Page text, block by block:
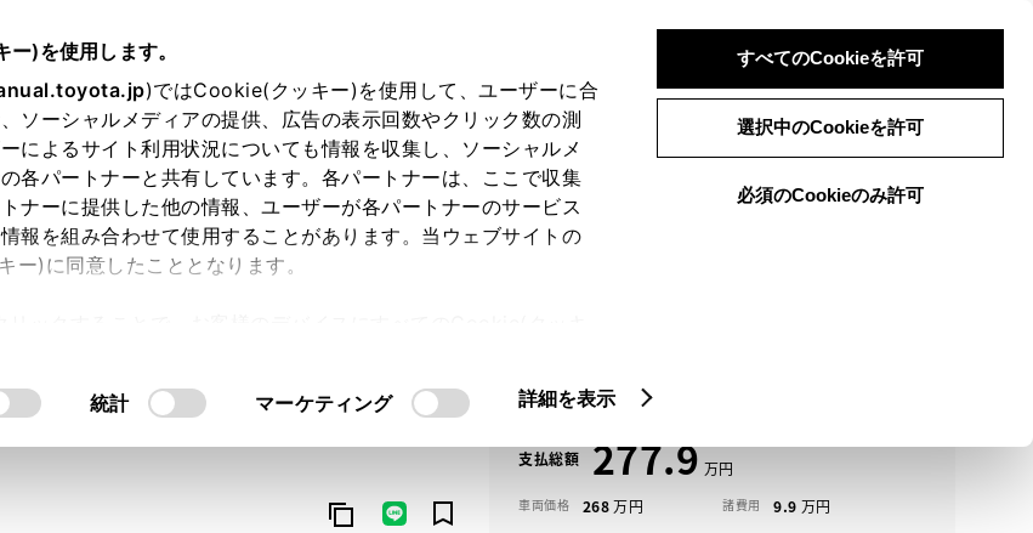
)を使用します。
)ではCookie(クッキー)を使用して、ユーザーに合
ソーシャルメディアの提供、広告の表示回数やクリック数の測
によるサイト利用状況についても情報を収集し、ソーシャルメ
各パートナーと共有しています。各パートナーは、ここで収集
ナーに提供した他の情報、ユーザーが各パートナーのサービス
報を組み合わせて使用することがあります。当ウェブサイトの
)に同意したこととなります。
統計 マーケティング 詳細を表示
すべてのCookieを許可
選択中のCookieを許可
必須のCookieのみ許可
ログイン 検索 メニュー
メニュー
ン購入お気に入り 保存した見積り
支払総額 277.9
車両価格 268 諸費用 9.9